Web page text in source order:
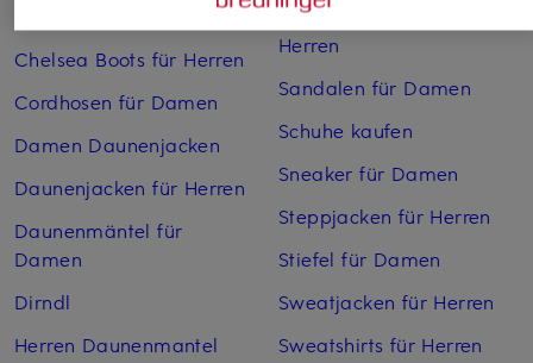
Chelsea Boots für Damen
Chelsea Boots für Herren
Cordhosen für Damen
Damen Daunenjacken
Daunenjacken für Herren
Daunenmäntel für
Damen
Dirndl
Herren Daunenmantel
Rollkragenpullover für
Herren
Sandalen für Damen
Schuhe kaufen
Sneaker für Damen
Steppjacken für Herren
Stiefel für Damen
Sweatjacken für Herren
Sweatshirts für Herren